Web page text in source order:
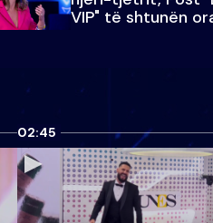
VIP" të shtunën
02:45